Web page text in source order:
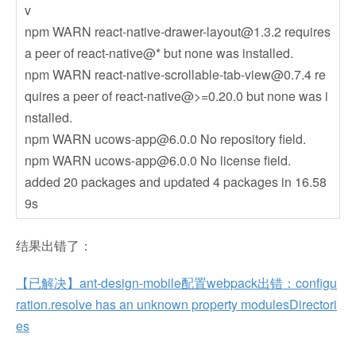
v
npm WARN react-native-drawer-layout@1.3.2 requires
a peer of react-native@* but none was installed.
npm WARN react-native-scrollable-tab-view@0.7.4 re
quires a peer of react-native@>=0.20.0 but none was i
nstalled.
npm WARN ucows-app@6.0.0 No repository field.
npm WARN ucows-app@6.0.0 No license field.
added 20 packages and updated 4 packages in 16.58
9s
结果出错了：
【已解决】ant-design-mobile配置webpack出错：configu
ration.resolve has an unknown property modulesDirectori
es